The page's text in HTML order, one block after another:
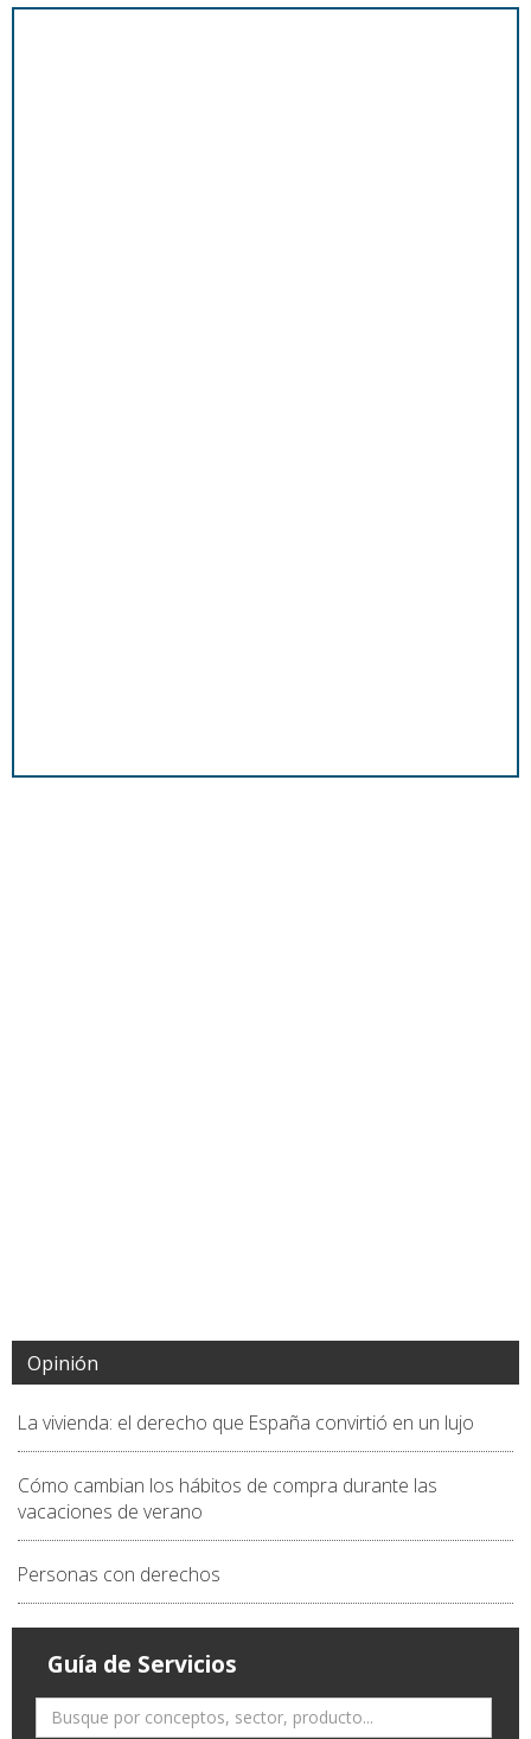
Opinión
La vivienda: el derecho que España convirtió en un lujo
Cómo cambian los hábitos de compra durante las
vacaciones de verano
Personas con derechos
Guía de Servicios